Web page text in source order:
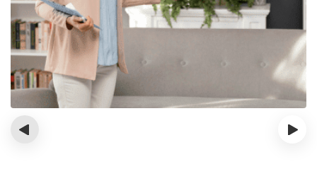
‹ ›